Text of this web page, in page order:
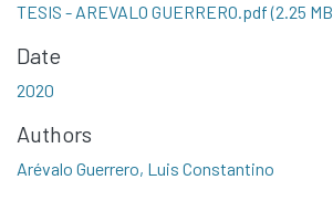
TESIS - AREVALO GUERRERO.pdf(2.25
Date
2020
Authors
Arévalo Guerrero, Luis Constantino